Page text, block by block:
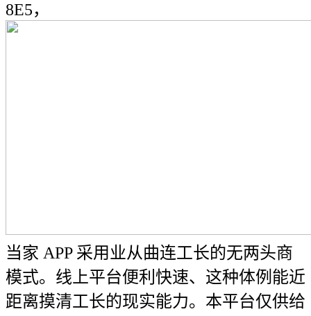
8E5，
当家 APP 采用业从曲连工长的无两头商
模式。线上平台便利快速、这种体例能近
距离摸清工长的现实能力。本平台仅供给